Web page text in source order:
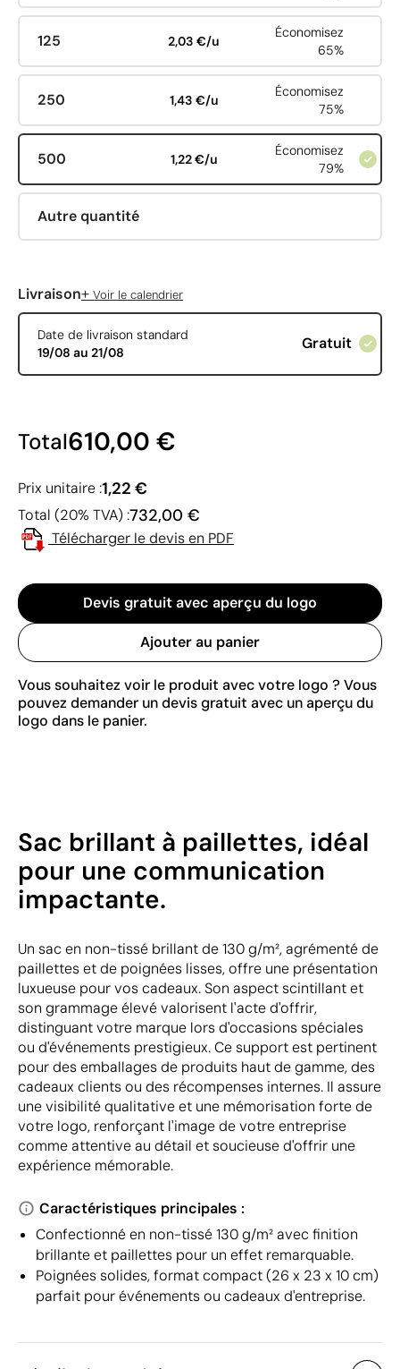
125 2,03 €/u
Économisez
65%
250 1,43 €/u
Économisez
75%
500 1,22 €/u
Économisez
79%
Autre quantité
Livraison+ Voir le calendrier
Date de livraison standard
19/08 au 21/08
Gratuit
Total610,00 €
Prix unitaire :1,22 €
Total (20% TVA) :732,00 €
Télécharger le devis en PDF
Devis gratuit avec aperçu du logo
Ajouter au panier
Vous souhaitez voir le produit avec votre logo ? Vous
pouvez demander un devis gratuit avec un aperçu du
logo dans le panier.
Sac brillant à paillettes, idéal
pour une communication
impactante.
Un sac en non-tissé brillant de 130 g/m², agrémenté de
paillettes et de poignées lisses, offre une présentation
luxueuse pour vos cadeaux. Son aspect scintillant et
son grammage élevé valorisent l'acte d'offrir,
distinguant votre marque lors d'occasions spéciales
ou d'événements prestigieux. Ce support est pertinent
pour des emballages de produits haut de gamme, des
cadeaux clients ou des récompenses internes. Il assure
une visibilité qualitative et une mémorisation forte de
votre logo, renforçant l'image de votre entreprise
comme attentive au détail et soucieuse d'offrir une
expérience mémorable.
Caractéristiques principales :
Confectionné en non-tissé 130 g/m² avec finition
brillante et paillettes pour un effet remarquable.
Poignées solides, format compact (26 x 23 x 10 cm)
parfait pour événements ou cadeaux d'entreprise.